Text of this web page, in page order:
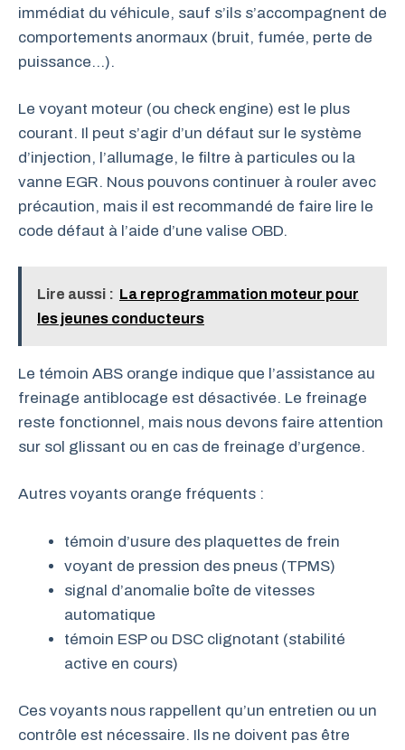
immédiat du véhicule, sauf s’ils s’accompagnent de
comportements anormaux (bruit, fumée, perte de
puissance…).
Le voyant moteur (ou check engine) est le plus
courant. Il peut s’agir d’un défaut sur le système
d’injection, l’allumage, le filtre à particules ou la
vanne EGR. Nous pouvons continuer à rouler avec
précaution, mais il est recommandé de faire lire le
code défaut à l’aide d’une valise OBD.
Lire aussi : La reprogrammation moteur pour
les jeunes conducteurs
Le témoin ABS orange indique que l’assistance au
freinage antiblocage est désactivée. Le freinage
reste fonctionnel, mais nous devons faire attention
sur sol glissant ou en cas de freinage d’urgence.
Autres voyants orange fréquents :
témoin d’usure des plaquettes de frein
voyant de pression des pneus (TPMS)
signal d’anomalie boîte de vitesses
automatique
témoin ESP ou DSC clignotant (stabilité
active en cours)
Ces voyants nous rappellent qu’un entretien ou un
contrôle est nécessaire. Ils ne doivent pas être